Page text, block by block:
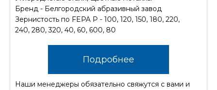
Бренд - Белгородский абразивный завод
Зернистость по FEPA P - 100, 120, 150, 180, 220,
240, 280, 320, 40, 60, 600, 80
Подробнее
Наши менеджеры обязательно свяжутся с вами и